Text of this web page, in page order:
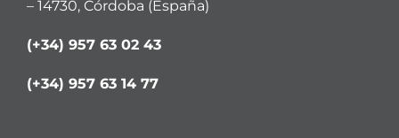
– 14730, Córdoba (España)
(+34) 957 63 02 43
(+34) 957 63 14 77